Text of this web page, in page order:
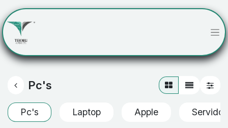
Pc's
Pc's Laptop Apple